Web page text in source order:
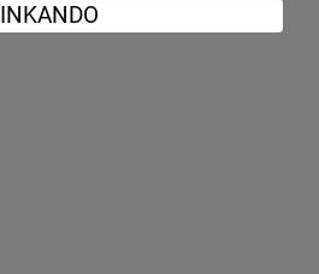
INKANDO